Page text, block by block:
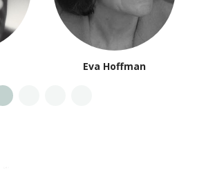
Eva Hoffman